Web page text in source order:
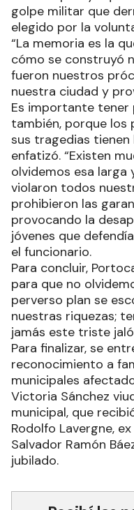
“Recordamos un
nuestro país ya que
golpe militar que
elegido por la
“La memoria es la
cómo se construyó
fueron nuestros
nuestra ciudad y
Es importante tener
también, porque los
sus tragedias tienen
enfatizó. “Existen
olvidemos esa larga
violaron todos
prohibieron las
provocando la
jóvenes que
el funcionario.
Para concluir,
para que no
perverso plan se
nuestras riquezas;
jamás este triste
Para finalizar, se
reconocimiento a
municipales
Victoria Sánchez
municipal, que
Rodolfo Lavergne, ex
jubilado.